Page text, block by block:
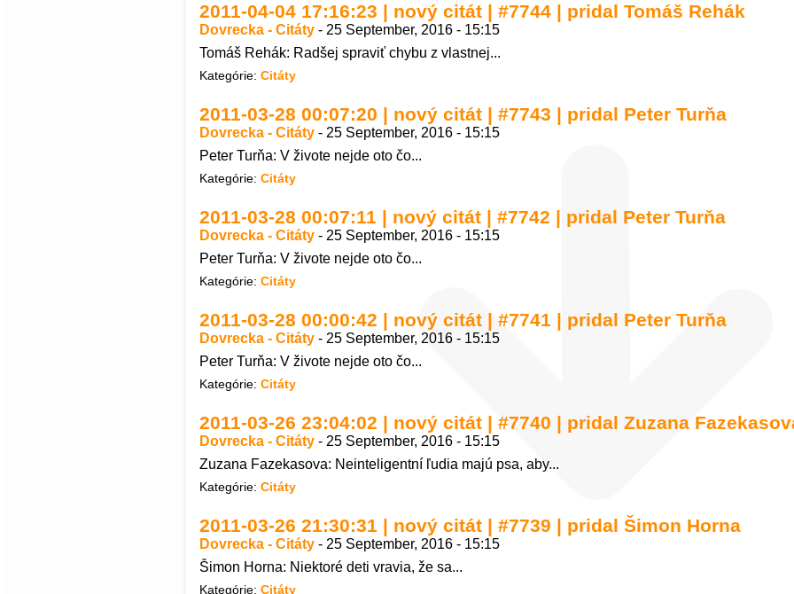
2011-04-04 17:16:23 | nový citát | #7744 | pridal Tomáš Rehák
Dovrecka - Citáty - 25 September, 2016 - 15:15
Tomáš Rehák: Radšej spraviť chybu z vlastnej...
Kategórie: Citáty
2011-03-28 00:07:20 | nový citát | #7743 | pridal Peter Turňa
Dovrecka - Citáty - 25 September, 2016 - 15:15
Peter Turňa: V živote nejde oto čo...
Kategórie: Citáty
2011-03-28 00:07:11 | nový citát | #7742 | pridal Peter Turňa
Dovrecka - Citáty - 25 September, 2016 - 15:15
Peter Turňa: V živote nejde oto čo...
Kategórie: Citáty
2011-03-28 00:00:42 | nový citát | #7741 | pridal Peter Turňa
Dovrecka - Citáty - 25 September, 2016 - 15:15
Peter Turňa: V živote nejde oto čo...
Kategórie: Citáty
2011-03-26 23:04:02 | nový citát | #7740 | pridal Zuzana
Dovrecka - Citáty - 25 September, 2016 - 15:15
Zuzana Fazekasova: Neinteligentní ľudia majú psa, aby...
Kategórie: Citáty
2011-03-26 21:30:31 | nový citát | #7739 | pridal Šimon Horna
Dovrecka - Citáty - 25 September, 2016 - 15:15
Šimon Horna: Niektoré deti vravia, že sa...
Kategórie: Citáty